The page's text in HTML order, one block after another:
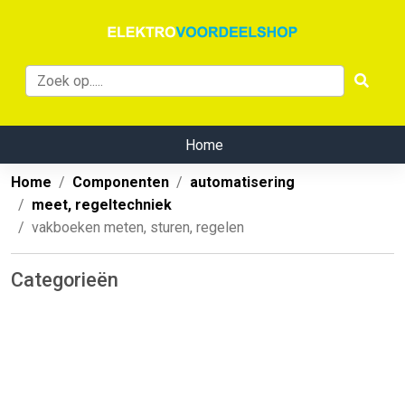
Home
Home Componenten
automatisering
meet, regeltechniek
vakboeken meten, sturen, regelen
Categorieën